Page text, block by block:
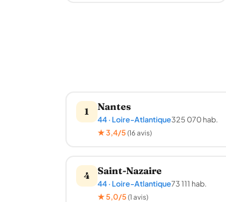
1 Nantes
44 · Loire-Atlantique325 070 hab.
★ 3,4/5 (16 avis)
4 Saint-Nazaire
44 · Loire-Atlantique73 111 hab.
★ 5,0/5 (1 avis)